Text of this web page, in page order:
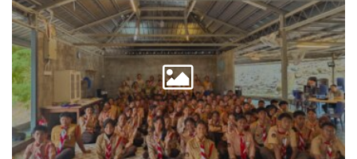
Kata Kunci:
Rektor UIN Mataram Mengatakan Anggota Pramuka
Berprestasi Dapat Masuk Tanpa Tes Melalui Jalur Prestasi
Termasuk Peserta Kegiatan TAKSI GT VII Tahun 2024